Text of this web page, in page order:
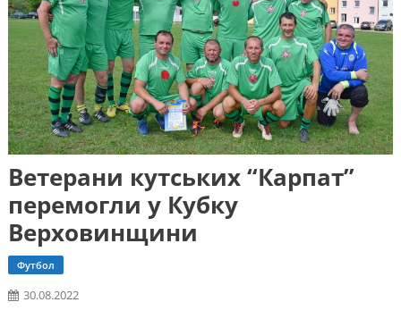
Ветерани кутських “Карпат”
перемогли у Кубку
Верховинщини
Футбол
30.08.2022